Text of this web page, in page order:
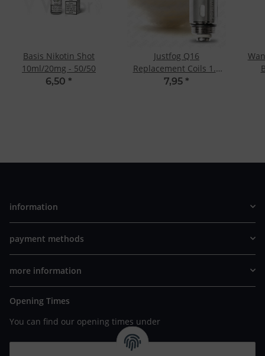
Basis Nikotin Shot
10ml/20mg - 50/50
6,50 *
Justfog Q16
Replacement Coils 1.6
Ohm
7,95 *
information
payment methods
more information
Opening Times
You can find our opening times under
https://www.wannavapor.de/Filialen